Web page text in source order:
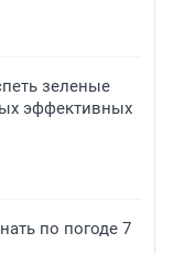
зеленые
эффективных
по погоде 7